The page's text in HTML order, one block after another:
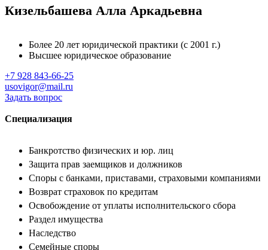
Кизельбашева Алла Аркадьевна
Более 20 лет юридической практики (с 2001 г.)
Высшее юридическое образование
+7 928 843-66-25
usovigor@mail.ru
Задать вопрос
Специализация
Банкротство физических и юр. лиц
Защита прав заемщиков и должников
Споры с банками, приставами, страховыми компаниями
Возврат страховок по кредитам
Освобождение от уплаты исполнительского сбора
Раздел имущества
Наследство
Семейные споры